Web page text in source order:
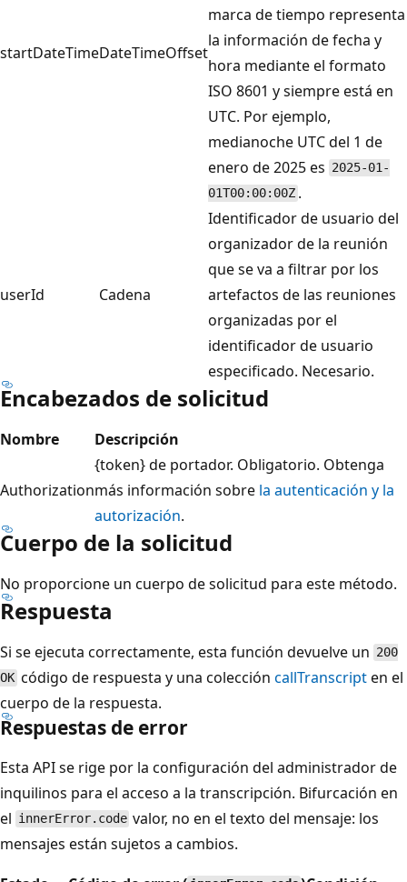
startDateTimeDateTimeOffset
marca de tiempo representa
la información de fecha y
hora mediante el formato
ISO 8601 y siempre está en
UTC. Por ejemplo,
medianoche UTC del 1 de
enero de 2025 es 2025-01-
01T00:00:00Z .
userId Cadena
Identificador de usuario del
organizador de la reunión
que se va a filtrar por los
artefactos de las reuniones
organizadas por el
identificador de usuario
especificado. Necesario.
Encabezados de solicitud
Nombre Descripción
Authorization
{token} de portador. Obligatorio. Obtenga
más información sobre la autenticación y la
autorización.
Cuerpo de la solicitud
No proporcione un cuerpo de solicitud para este método.
Respuesta
Si se ejecuta correctamente, esta función devuelve un 200
OKcódigo de respuesta y una colección callTranscripten el
cuerpo de la respuesta.
Respuestas de error
Esta API se rige por la configuración del administrador de
inquilinos para el acceso a la transcripción. Bifurcación en
el innerError.code valor, no en el texto del mensaje: los
mensajes están sujetos a cambios.